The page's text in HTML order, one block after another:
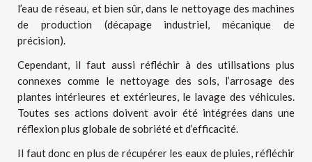
l’eau de réseau, et bien sûr, dans le nettoyage des machines
de production (décapage industriel, mécanique de
précision).
Cependant, il faut aussi réfléchir à des utilisations plus
connexes comme le nettoyage des sols, l’arrosage des
plantes intérieures et extérieures, le lavage des véhicules.
Toutes ses actions doivent avoir été intégrées dans une
réflexion plus globale de sobriété et d’efficacité.
Il faut donc en plus de récupérer les eaux de pluies, réfléchir